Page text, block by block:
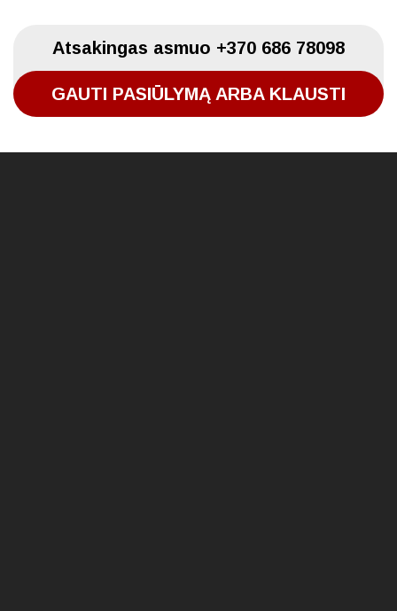
Atsakingas asmuo +370 686 78098
GAUTI PASIŪLYMĄ ARBA KLAUSTI